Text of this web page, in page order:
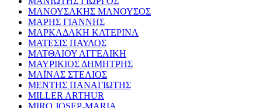
ΜΑΝΟΥΣΑΚΗΣ ΜΑΝΟΥΣΟΣ
ΜΑΡΗΣ ΓΙΑΝΝΗΣ
ΜΑΡΚΑΔΑΚΗ ΚΑΤΕΡΙΝΑ
ΜΑΤΕΣΙΣ ΠΑΥΛΟΣ
ΜΑΤΘΑΙΟΥ ΑΓΓΕΛΙΚΗ
ΜΑΥΡΙΚΙΟΣ ΔΗΜΗΤΡΗΣ
ΜΑΪΝΑΣ ΣΤΕΛΙΟΣ
ΜΕΝΤΗΣ ΠΑΝΑΓΙΩΤΗΣ
MILLER ARTHUR
MIRO JOSEP-MARIA